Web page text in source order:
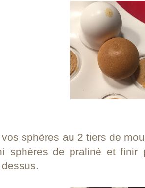
vos sphères au 2 tiers de
sphères de praliné et finir